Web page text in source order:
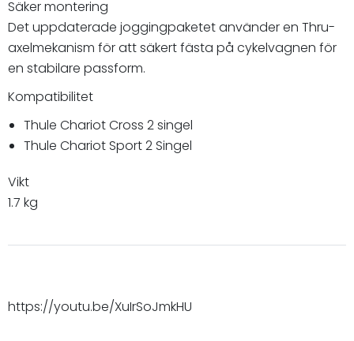
Säker montering
Det uppdaterade joggingpaketet använder en Thru-
axelmekanism för att säkert fästa på cykelvagnen för
en stabilare passform.
Kompatibilitet
Thule Chariot Cross 2 singel
Thule Chariot Sport 2 Singel
Vikt
1.7 kg
https://youtu.be/XuIrSoJmkHU